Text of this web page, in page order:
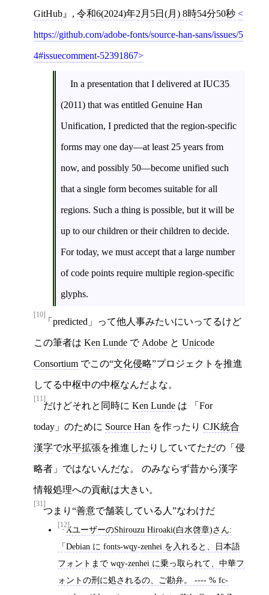
GitHub , 令和6(2024)年2月5日(月) 8時54分50秒
https://github.com/adobe-fonts/source-han-sans/issues/5
4#issuecomment-52391867
In a presentation that I delivered at IUC35
(2011) that was entitled Genuine Han
Unification, I predicted that the region-specific
forms may one day—at least 25 years from
now, and possibly 50—become unified such
that a single form becomes suitable for all
regions. Such a thing is possible, but it will be
up to our children or their children to decide.
For today, we must accept that a large number
of code points require multiple region-specific
glyphs.
[10]
「predicted」って他人事みたいにいってるけど
この筆者は Ken Lunde で Adobe と Unicode
Consortium でこの“文化侵略”プロジェクトを推進
してる中枢中の中枢なんだよな。
[11]
だけどそれと同時に Ken Lunde は 「For
today」のために Source Han を作ったり CJK統合
漢字で水平拡張を推進したりしていてただの「侵
略者」ではないんだな。 のみならず昔から漢字
情報処理への貢献は大きい。
[31]
つまり“善意で舗装している人”なわけだ
[12]XユーザーのShirouzu Hiroaki(白水啓章)さん:
「Debian に fonts-wqy-zenhei を入れると、日本語
フォントまで wqy-zenhei に乗っ取られて、中華フ
ォントの刑に処されるの、ご勘弁。 ---- % fc-